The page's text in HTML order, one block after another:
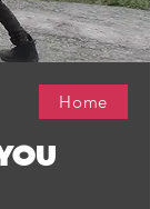
Home